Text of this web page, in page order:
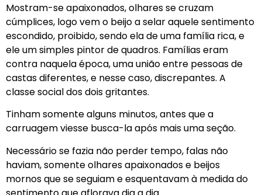
Mostram-se apaixonados, olhares se cruzam
cúmplices, logo vem o beijo a selar aquele sentimento
escondido, proibido, sendo ela de uma família rica, e
ele um simples pintor de quadros. Famílias eram
contra naquela época, uma união entre pessoas de
castas diferentes, e nesse caso, discrepantes. A
classe social dos dois gritantes.
Tinham somente alguns minutos, antes que a
carruagem viesse busca-la após mais uma seção.
Necessário se fazia não perder tempo, falas não
haviam, somente olhares apaixonados e beijos
mornos que se seguiam e esquentavam à medida do